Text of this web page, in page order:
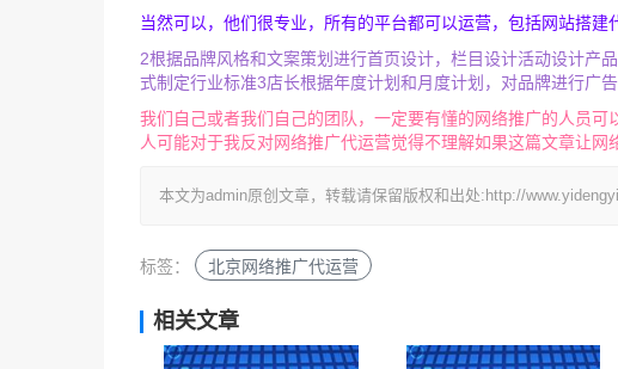
当然可以，他们很专业，所有的平台都可以运营，包括网站搭
2根据品牌风格和文案策划进行首页设计，栏目设计活动设计产
式制定行业标准3店长根据年度计划和月度计划，对品牌进行广
我们自己或者我们自己的团队，一定要有懂的网络推广的人员
人可能对于我反对网络推广代运营觉得不理解如果这篇文章让网
本文为admin原创文章，转载请保留版权和出处:http://
标签： 北京网络推广代运营
相关文章